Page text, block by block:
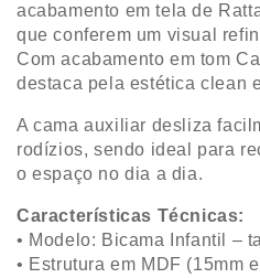
acabamento em tela de
que conferem um visual
Com acabamento em tom
destaca pela estética clean
A cama auxiliar desliza
rodízios, sendo ideal para
o espaço no dia a dia.
Características Técnicas:
• Modelo: Bicama Infantil –
• Estrutura em MDF (15mm